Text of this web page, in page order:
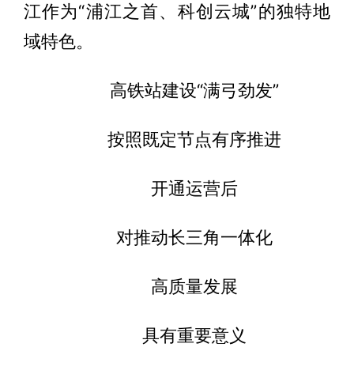
江作为“浦江之首、科创云城”的独特地
域特色。
高铁站建设“满弓劲发”
按照既定节点有序推进
开通运营后
对推动长三角一体化
高质量发展
具有重要意义